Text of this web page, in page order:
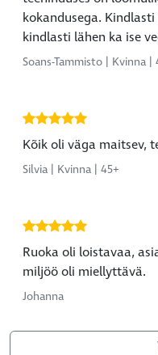
kokandusega.
kindlasti lähen ka ise
Soans-Tammisto | Kvinna |
Kõik oli väga maitsev,
Silvia | Kvinna | 45+
Ruoka oli loistavaa,
miljöö oli miellyttävä.
Johanna